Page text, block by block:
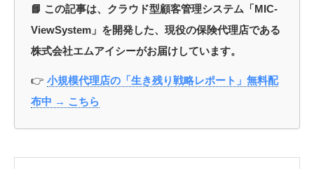
📘 この記事は、クラウド型顧客管理システム「MIC-
ViewSystem」を開発した、現役の保険代理店である
株式会社エムアイシーがお届けしています。
👉 小規模代理店の「生き残り戦略レポート」無料配
布中 → こちら